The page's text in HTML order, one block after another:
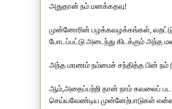
அதுதான் நம் மனக்கதவு!
முன்னோரின் பழக்கவழக்கங்கள்,
போடப்பட்டு அடைந்து கிடக்கும் அந்த
அந்த மரணம் நம்மைச் சந்தித்த பின் நம்
ஆம்,அதைப்பற்றி தான் நாம் கவலைப்
செய்யவேண்டிய முன்னேற்பாடுகள்